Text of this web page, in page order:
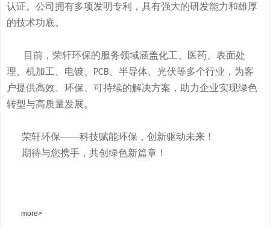
认证。公司拥有多项发明专利，具有强大的研发能力和雄厚
的技术功底。
目前，荣轩环保的服务领域涵盖化工、医药、表面处
理、机加工、电镀、
PCB
、半导体、光伏等多个行业，为客
户提供高效、环保、可持续的解决方案，助力企业实现绿色
转型与高质量发展。
荣轩环保——科技赋能环保，创新驱动未来！
期待与您携手，共创绿色新篇章！
more>